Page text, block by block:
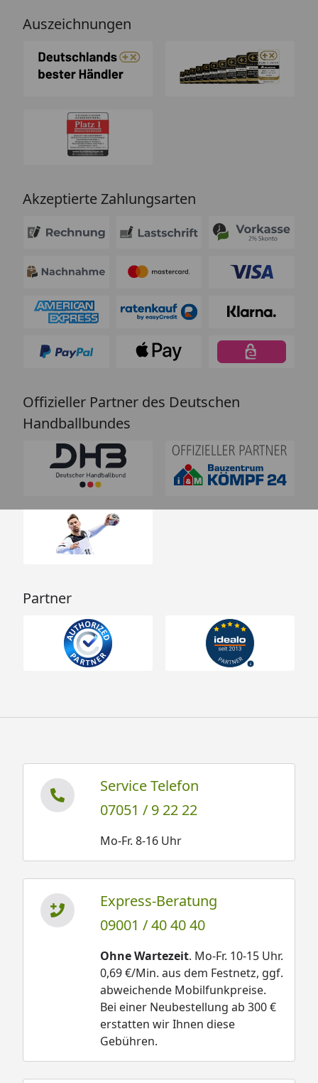
Auszeichnungen
Akzeptierte Zahlungsarten
Offizieller Partner des Deutschen
Handballbundes
Partner
Service Telefon
07051 / 9 22 22
Mo-Fr. 8-16 Uhr
Express-Beratung
09001 / 40 40 40
Ohne Wartezeit. Mo-Fr. 10-15 Uhr.
0,69 €/Min. aus dem Festnetz, ggf.
abweichende Mobilfunkpreise.
Bei einer Neubestellung ab 300 €
erstatten wir Ihnen diese
Gebühren.